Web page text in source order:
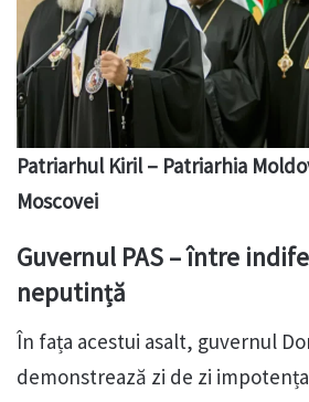
Patriarhul Kiril – Patriarhia
Moscovei
Guvernul PAS – între
neputință
În fața acestui asalt, guvernul
demonstrează zi de zi